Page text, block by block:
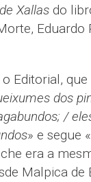
Xallasdo
Editorial,
dos
/
» e segue
era a
Malpica de